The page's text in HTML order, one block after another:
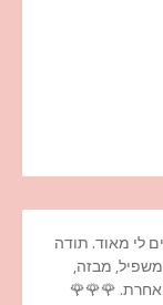
לי מאוד. תודה
מבזה,
אחרת. 🌹🌹🌹